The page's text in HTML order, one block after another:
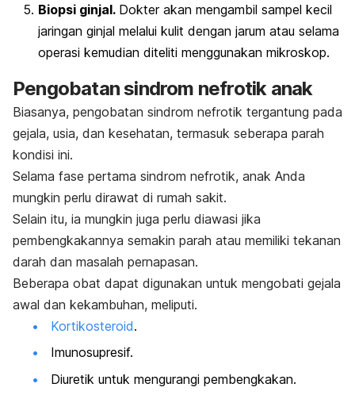
Biopsi ginjal. Dokter akan mengambil sampel kecil
jaringan ginjal melalui kulit dengan jarum atau selama
operasi kemudian diteliti menggunakan mikroskop.
Pengobatan sindrom nefrotik anak
Biasanya, pengobatan sindrom nefrotik tergantung pada
gejala, usia, dan kesehatan, termasuk seberapa parah
kondisi ini.
Selama fase pertama sindrom nefrotik, anak Anda
mungkin perlu dirawat di rumah sakit.
Selain itu, ia mungkin juga perlu diawasi jika
pembengkakannya semakin parah atau memiliki tekanan
darah dan masalah pernapasan.
Beberapa obat dapat digunakan untuk mengobati gejala
awal dan kekambuhan, meliputi.
Kortikosteroid.
Imunosupresif.
Diuretik untuk mengurangi pembengkakan.